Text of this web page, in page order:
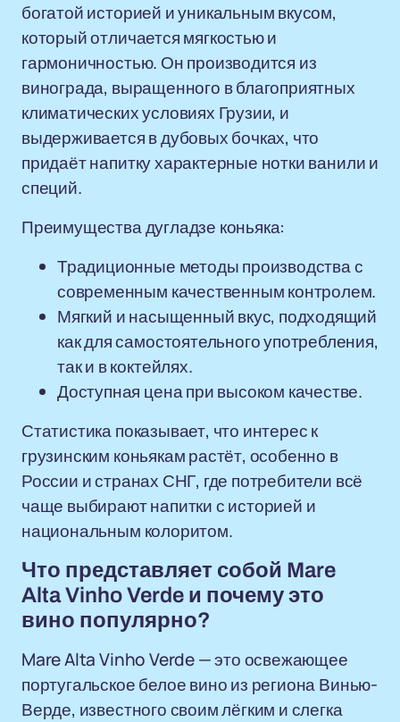
богатой историей и уникальным вкусом,
который отличается мягкостью и
гармоничностью. Он производится из
винограда, выращенного в благоприятных
климатических условиях Грузии, и
выдерживается в дубовых бочках, что
придаёт напитку характерные нотки ванили и
специй.
Преимущества дугладзе коньяка:
Традиционные методы производства с
современным качественным контролем.
Мягкий и насыщенный вкус, подходящий
как для самостоятельного употребления,
так и в коктейлях.
Доступная цена при высоком качестве.
Статистика показывает, что интерес к
грузинским коньякам растёт, особенно в
России и странах СНГ, где потребители всё
чаще выбирают напитки с историей и
национальным колоритом.
Что представляет собой Mare
Alta Vinho Verde и почему это
вино популярно?
Mare Alta Vinho Verde — это освежающее
португальское белое вино из региона Винью-
Верде, известного своим лёгким и слегка